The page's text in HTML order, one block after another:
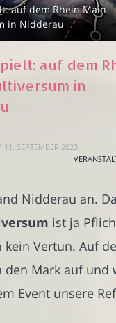
auf dem Rhein Main
in Nidderau
auf dem
in
11. SEPTEMBER 2023
Nidderau an.
ist ja
kein Vertun. Auf
den Mark auf und
Event unsere